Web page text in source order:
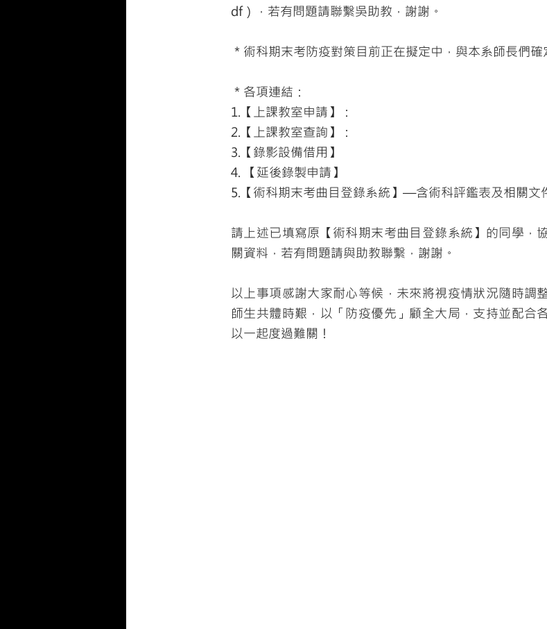
df），若有問題請聯繫吳助教，謝謝。
＊術科期末考防疫對策目前正在擬定中，與本系師長們確
＊各項連結：
1.【上課教室申請】：
2.【上課教室查詢】：
3.【錄影設備借用】
4. 【延後錄製申請】
5.【術科期末考曲目登錄系統】—含術科評鑑表及相關文
請上述已填寫原【術科期末考曲目登錄系統】的同學，
關資料，若有問題請與助教聯繫，謝謝。
以上事項感謝大家耐心等候，未來將視疫情狀況隨時調
師生共體時艱，以「防疫優先」顧全大局，支持並配合
以一起度過難關！